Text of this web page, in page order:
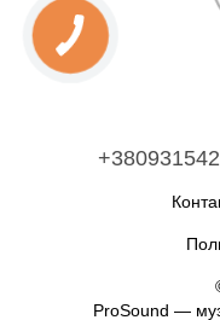
ProSound —